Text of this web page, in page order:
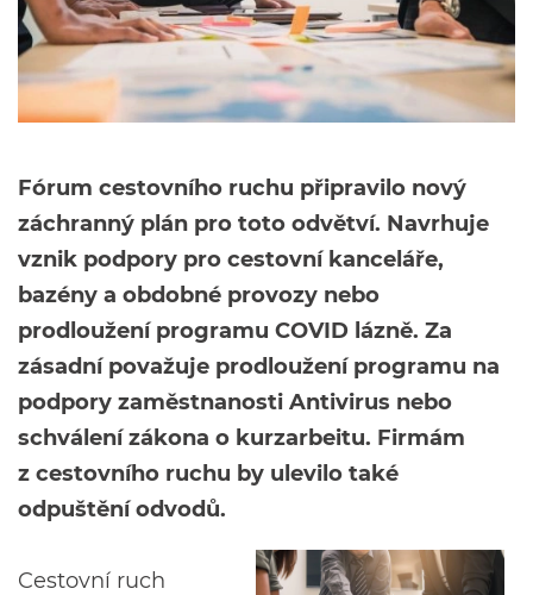
Fórum cestovního ruchu připravilo nový
záchranný plán pro toto odvětví. Navrhuje
vznik podpory pro cestovní kanceláře,
bazény a obdobné provozy nebo
prodloužení programu COVID lázně. Za
zásadní považuje prodloužení programu na
podpory zaměstnanosti Antivirus nebo
schválení zákona o kurzarbeitu. Firmám
z cestovního ruchu by ulevilo také
odpuštění odvodů.
Cestovní ruch